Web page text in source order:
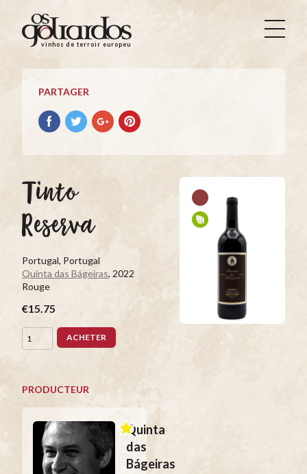
Os
Goliardos
Vinhos
Terroir
Europeus
vinhos de terroir europeus
PARTAGER
Partager
avec
Partager
avec
Partager
avec
Partager
avec
Tinto
Reserva
Portugal, Portugal
Quinta das Bágeiras, 2022
Rouge
€15.75
ACHETER
PRODUCTEUR
Quinta
das
Bágeiras